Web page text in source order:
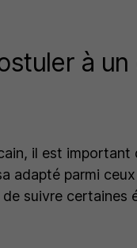
à
il est
adapté parmi
suivre certaines